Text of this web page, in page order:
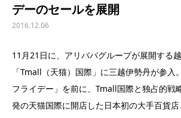
デーのセールを展開
2016.12.06
11月21日に、アリババグループが展開する
「Tmall（天猫）国際」に三越伊勢丹が参入
フライデー」を前に、Tmall国際と独占的戦
発の天猫国際に開店した日本初の大手百貨店